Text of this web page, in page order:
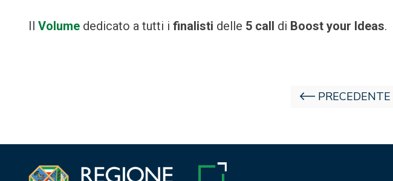
Il Volume dedicato a tutti i finalisti delle 5 call di Boost your Ideas.
PRECEDENTE